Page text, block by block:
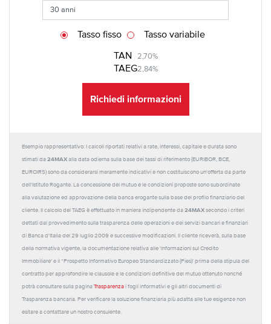
TAN 2,70%
TAEG2,84%
Tasso fisso Tasso variabile
Richiedi informazioni
Esempio rappresentativo: I calcoli riportati relativi a rate, interessi, capitale e durata sono
stimati da 24MAX alla data odierna sulla base dei tassi di riferimento (EURIBOR, BCE,
EUROIRS) sono da considerarsi meramente indicativi e non costituiscono un'offerta da parte
dell'Istituto Rogante. La concessione del mutuo e le condizioni proposte sono subordinate
alla valutazione ed approvazione della banca erogante sulla base del profilo finanziario del
cliente. Il calcolo del TAEG è effettuato in maniera indipendente da 24MAX secondo i criteri
dettati dal provvedimento sulla trasparenza delle operazioni e dei servizi bancari e finanziari
di Banca d'Italia del 29 luglio 2009 e successive modificazioni. Il cliente riceverà, sulla base
della normativa vigente, la documentazione relativa alle 'Informazioni sul Credito
Immobiliare' e il “Prospetto Informativo Europeo Standardizzato (Pies)' prima della stipula del
contratto per approfondire le clausole e le condizioni definitive del mutuo ottenuto nonché
potrà consultare sulla pagina Trasparenza i fogli informativi e gli altri documenti di
Trasparenza bancaria. Per verificare la soluzione finanziaria più adatta alle tue esigenze non
esitare a contattare un nostro consulente.